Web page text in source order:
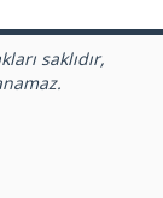
saklıdır,